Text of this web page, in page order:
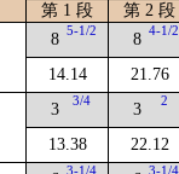
第 1 段
第 2 段
8 5-1/2
14.14
8 4-1/2
21.76
3 3/4
13.38
3 2
22.12
3-1/4 3-1/4